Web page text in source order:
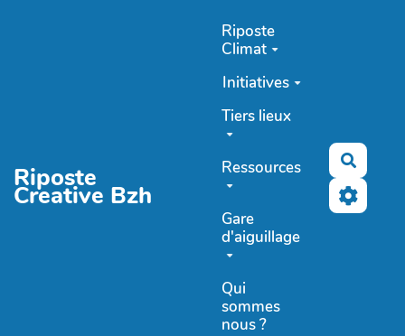
Riposte
Creative Bzh
Riposte
Climat
Initiatives
Tiers lieux
Ressources
Gare
d'aiguillage
Qui
sommes
nous ?